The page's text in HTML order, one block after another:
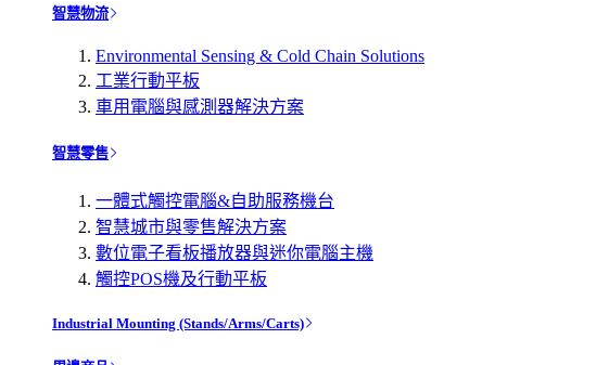
智慧物流
Environmental Sensing & Cold Chain Solutions
工業行動平板
車用電腦與感測器解決方案
智慧零售
一體式觸控電腦&自助服務機台
智慧城市與零售解決方案
數位電子看板播放器與迷你電腦主機
觸控POS機及行動平板
Industrial Mounting (Stands/Arms/Carts)